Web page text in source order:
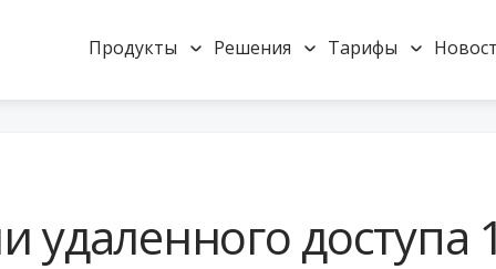
Продукты Решения Тарифы
удаленного доступа